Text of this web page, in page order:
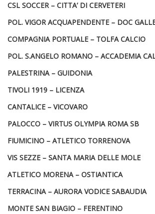
CSL SOCCER – CITTA’ DI CERVETERI
POL. VIGOR ACQUAPENDENTE – DOC
COMPAGNIA PORTUALE – TOLFA CALCIO
POL. S.ANGELO ROMANO – ACCADEMIA
PALESTRINA – GUIDONIA
TIVOLI 1919 – LICENZA
CANTALICE – VICOVARO
PALOCCO – VIRTUS OLYMPIA ROMA SB
FIUMICINO – ATLETICO TORRENOVA
VIS SEZZE – SANTA MARIA DELLE MOLE
ATLETICO MORENA – OSTIANTICA
TERRACINA – AURORA VODICE SABAUDIA
MONTE SAN BIAGIO – FERENTINO